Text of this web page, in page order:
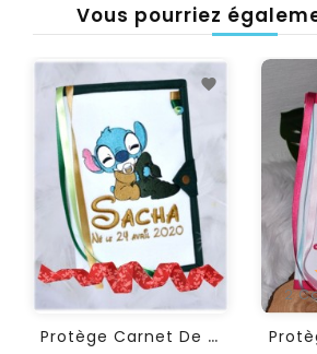
Vous pourriez
P
Rotège Carnet De Santé...
2